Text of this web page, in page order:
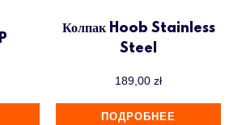
Колпак Hoob Stainless
Steel
189,00 zł
ПОДРОБНЕЕ